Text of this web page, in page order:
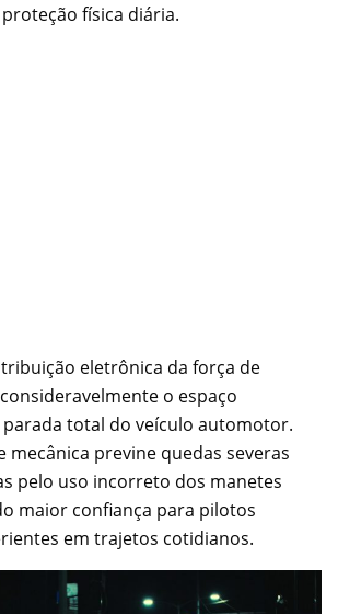
física diária.
eletrônica da força de
o espaço
parada total do veículo automotor.
mecânica previne quedas severas
pelo uso incorreto dos manetes
maior confiança para pilotos
em trajetos cotidianos.